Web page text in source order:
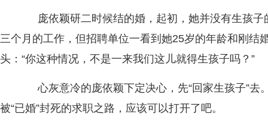
庞依颖研二时候结的婚，起初，她并没有生孩子
三个月的工作，但招聘单位一看到她25岁的年龄和刚结
头：“你这种情况，不是一来我们这儿就得生孩子吗？”
心灰意冷的庞依颖下定决心，先“回家生孩子”去
被“已婚”封死的求职之路，应该可以打开了吧。